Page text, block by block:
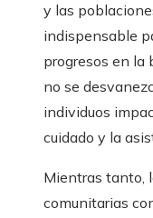
y las
indispensable
progresos en la
no se
individuos
cuidado y la
Mientras tanto,
comunitarias